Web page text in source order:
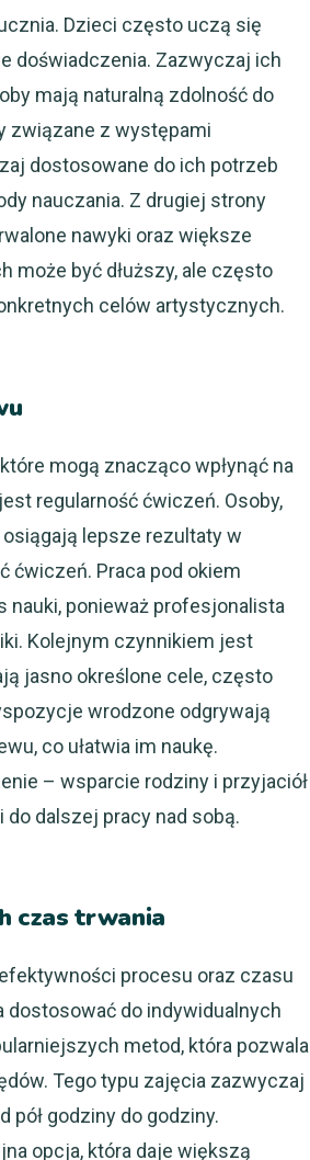
Dzieci często uczą się
doświadczenia. Zazwyczaj ich
mają naturalną zdolność do
związane z występami
dostosowane do ich potrzeb
nauczania. Z drugiej strony
nawyki oraz większe
może być dłuższy, ale często
celów artystycznych.
mogą znacząco wpłynąć na
regularność ćwiczeń. Osoby,
lepsze rezultaty w
ćwiczeń. Praca pod okiem
ponieważ profesjonalista
Kolejnym czynnikiem jest
jasno określone cele, często
wrodzone odgrywają
co ułatwia im naukę.
– wsparcie rodziny i przyjaciół
dalszej pracy nad sobą.
czas trwania
procesu oraz czasu
dostosować do indywidualnych
metod, która pozwala
Tego typu zajęcia zazwyczaj
pół godziny do godziny.
opcja, która daje większą